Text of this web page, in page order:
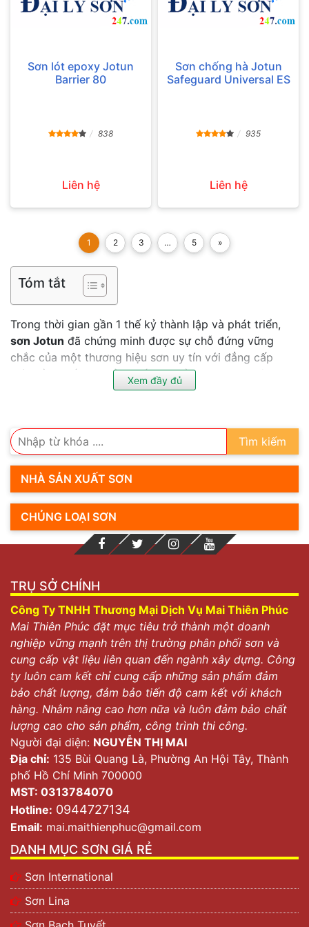
Sơn lót epoxy Jotun
Barrier 80
838
Liên hệ
Sơn chống hà Jotun
Safeguard Universal ES
935
Liên hệ
1 2 3 … 5 »
Tóm tắt
Trong thời gian gần 1 thế kỷ thành lập và phát triển,
sơn Jotun đã chứng minh được sự chỗ đứng vững
chắc của một thương hiệu sơn uy tín với đẳng cấp
toàn cầu. Nếu bạn cần biết cụ thể hơn những thông tin
về dòng sản phẩm này cũng như báo giá sơn Jotun
Sơn Jotun xuất xứ từ nước nào?
Sản phẩm sơn Jotun
Sơn Jotunlà thương hiệu sơn có xuất xứ từ Na Uy và
đãcó mặt trên thị trường thế giới hơn 90 năm. Hiện
tại, Jotun đã có hơn 69 công ty và 36 nhà máy tại các
quốc gia trên thế giới. Tại thị trường ở Việt Nam, dòng
sơn này đã có mặt hơn 2 thập kỷ. Trong quá trình hoạt
động, thương hiệu này luôn không ngừng phát triển,
nắm bắt nhu cầu người tiêu dùng. Từ đó vươn lên vị trí
dẫn đầu thị trường sơn nước Việt Nam.
Hiện nay, Jotun đang dẫn đầu thị phần tại Việt Nam về
sơn công nghiệp và sơn hàng hải. Đồng thời, hãng này
cũng phát triển mạnh mẽ dòng sơn trang trí.
Ưu điểm nổi bật của sơn Jotun
Xem đầy đủ
Tìm kiếm
NHÀ SẢN XUẤT SƠN
CHỦNG LOẠI SƠN
TRỤ SỞ CHÍNH
Công Ty TNHH Thương Mại Dịch Vụ Mai Thiên Phúc
Mai Thiên Phúc đặt mục tiêu trở thành một doanh
nghiệp vững mạnh trên thị trường phân phối sơn và
cung cấp vật liệu liên quan đến ngành xây dựng. Công
ty luôn cam kết chỉ cung cấp những sản phẩm đảm
bảo chất lượng, đảm bảo tiến độ cam kết với khách
hàng. Nhằm nâng cao hơn nữa và luôn đảm bảo chất
lượng cao cho sản phẩm, công trình thi công.
Người đại diện: NGUYỄN THỊ MAI
Địa chỉ: 135 Bùi Quang Là, Phường An Hội Tây, Thành
phố Hồ Chí Minh 700000
MST: 0313784070
Hotline: 0944727134
Email: mai.maithienphuc@gmail.com
DANH MỤC SƠN GIÁ RẺ
Sơn International
Sơn Lina